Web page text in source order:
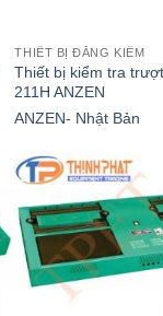
THIẾT BỊ ĐĂNG KIỂM
Thiết bị kiểm tra
211H ANZEN
ANZEN- Nhật Bản